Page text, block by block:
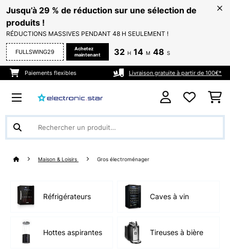
Jusqu’à 29 % de réduction sur une sélection de
produits !
RÉDUCTIONS MASSIVES PENDANT 48 H SEULEMENT !
FULLSWING29
Achetez
maintenant
32 H 14 M 47 S
Paiements flexibles Livraison gratuite à partir de 100€*
Maison & Loisirs Gros électroménager
Réfrigérateurs Caves à vin
Hottes aspirantes Tireuses à bière